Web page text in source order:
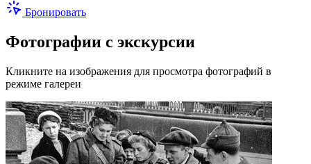
Бронировать
Фотографии с экскурсии
Кликните на изображения для просмотра фотографий в
режиме галереи